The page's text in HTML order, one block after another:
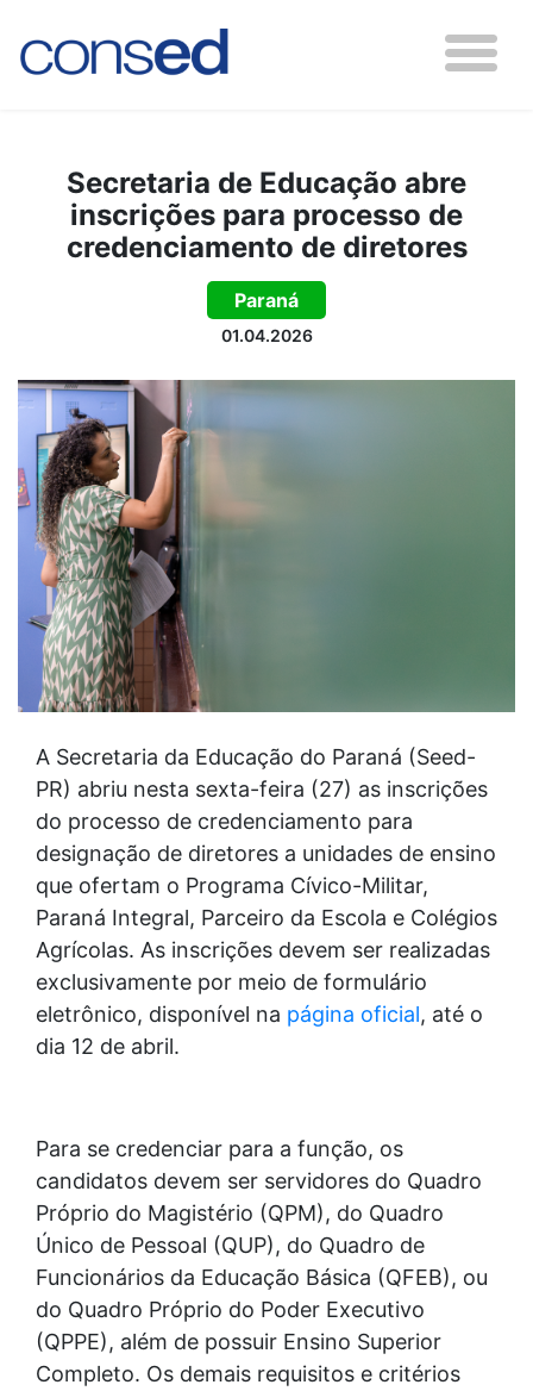
Secretaria de Educação abre
inscrições para processo de
credenciamento de diretores
Paraná
01.04.2026
A Secretaria da Educação do Paraná (Seed-
PR) abriu nesta sexta-feira (27) as inscrições
do processo de credenciamento para
designação de diretores a unidades de ensino
que ofertam o Programa Cívico-Militar,
Paraná Integral, Parceiro da Escola e Colégios
Agrícolas. As inscrições devem ser realizadas
exclusivamente por meio de formulário
eletrônico, disponível na página oficial, até o
dia 12 de abril.
Para se credenciar para a função, os
candidatos devem ser servidores do Quadro
Próprio do Magistério (QPM), do Quadro
Único de Pessoal (QUP), do Quadro de
Funcionários da Educação Básica (QFEB), ou
do Quadro Próprio do Poder Executivo
(QPPE), além de possuir Ensino Superior
Completo. Os demais requisitos e critérios